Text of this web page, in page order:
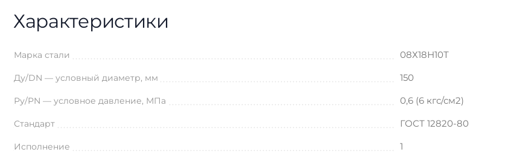
Характеристики
Марка стали 08Х18Н10Т
Ду/DN — условный диаметр, мм 150
Ру/PN — условное давление, МПа 0,6 (6 кгс/см2)
Стандарт ГОСТ 12820-80
Исполнение 1